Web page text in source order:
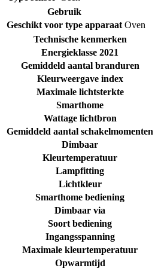
Gebruik
Geschikt voor type apparaat Oven
Technische kenmerken
Energieklasse 2021
Gemiddeld aantal branduren
Kleurweergave index
Maximale lichtsterkte
Smarthome
Wattage lichtbron
Gemiddeld aantal schakelmomenten
Dimbaar
Kleurtemperatuur
Lampfitting
Lichtkleur
Smarthome bediening
Dimbaar via
Soort bediening
Ingangsspanning
Maximale kleurtemperatuur
Opwarmtijd